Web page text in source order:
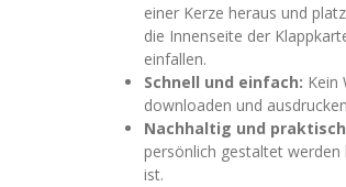
einer Kerze heraus und
die Innenseite der
einfallen.
Schnell und einfach: Kein
downloaden und
Nachhaltig und
persönlich gestaltet
ist.